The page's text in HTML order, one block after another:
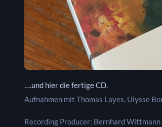
….und hier die fertige CD.
Aufnahmen mit Thomas Layes, Ulysse
Recording Producer: Bernhard Wittmann